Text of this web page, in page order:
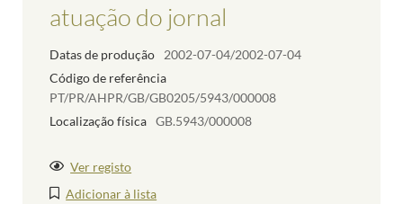
atuação do jornal
Datas de produção
2002-07-04/2002-07-04
Código de referência
PT/PR/AHPR/GB/GB0205/5943/000008
Localização física GB.5943/000008
Ver registo
Adicionar à lista